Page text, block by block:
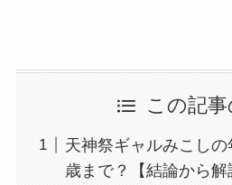
この記事
天神祭ギャルみこし
歳まで？【結論から解